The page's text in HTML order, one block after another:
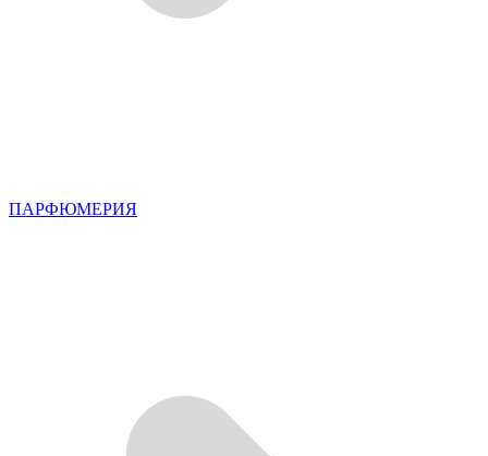
ПАРФЮМЕРИЯ